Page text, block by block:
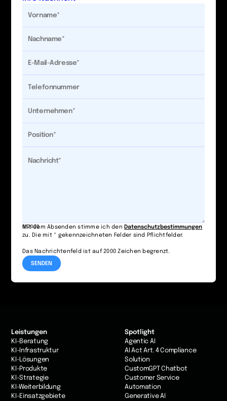
0/2000
Mit dem Absenden stimme ich den Datenschutzbestimmungen
zu. Die mit * gekennzeichneten Felder sind Pflichtfelder.
Das Nachrichtenfeld ist auf 2000 Zeichen begrenzt.
Leistungen
KI-Beratung
KI-Infrastruktur
KI-Lösungen
KI-Produkte
KI-Strategie
KI-Weiterbildung
KI-Einsatzgebiete
Spotlight
Agentic AI
AI Act Art. 4 Compliance
Solution
CustomGPT Chatbot
Customer Service
Automation
Generative AI